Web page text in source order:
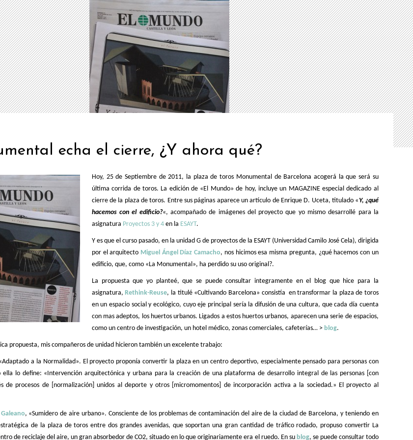
echa el cierre, ¿Y ahora qué?
Hoy, 25 de Septiembre de 2011, la plaza de toros Monumental de Barcelona acogerá la que será su
última corrida de toros. La edición de «El Mundo» de hoy, incluye un MAGAZINE especial dedicado al
cierre de la plaza de toros. Entre sus páginas aparece un artículo de Enrique D. Uceta, titulado «Y, ¿qué
hacemos con el edificio?«, acompañado de imágenes del proyecto que yo mismo desarrollé para la
asignatura Proyectos 3 y 4en la ESAYT.
Y es que el curso pasado, en la unidad G de proyectos de la ESAYT (Universidad Camilo José Cela), dirigida
por el arquitecto Miguel Ángel Díaz Camacho, nos hicimos esa misma pregunta, ¿qué hacemos con un
edificio, que, como «La Monumental», ha perdido su uso original?.
La propuesta que yo planteé, que se puede consultar integramente en el blog que hice para la
asignatura, Rethink-Reuse, la titulé «Cultivando Barcelona» consistía en transformar la plaza de toros
en un espacio social y ecológico, cuyo eje principal sería la difusión de una cultura, que cada día cuenta
con mas adeptos, los huertos urbanos. Ligados a estos huertos urbanos, aparecen una serie de espacios,
como un centro de investigación, un hotel médico, zonas comerciales, cafeterías… > blog.
propuesta, mis compañeros de unidad hicieron también un excelente trabajo:
a la Normalidad». El proyecto proponía convertir la plaza en un centro deportivo, especialmente pensado para personas con
ella lo define: «Intervención arquitectónica y urbana para la creación de una plataforma de desarrollo integral de las personas [con
de procesos de [normalización] unidos al deporte y otros [micromomentos] de incorporación activa a la sociedad.» El proyecto al
, «Sumidero de aire urbano». Consciente de los problemas de contaminación del aire de la ciudad de Barcelona, y teniendo en
de la plaza de toros entre dos grandes avenidas, que soportan una gran cantidad de tráfico rodado, propuso convertir La
de reciclaje del aire, un gran absorbedor de CO2, situado en lo que originariamente era el ruedo. En su blog, se puede consultar todo